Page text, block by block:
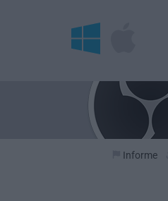
Informe